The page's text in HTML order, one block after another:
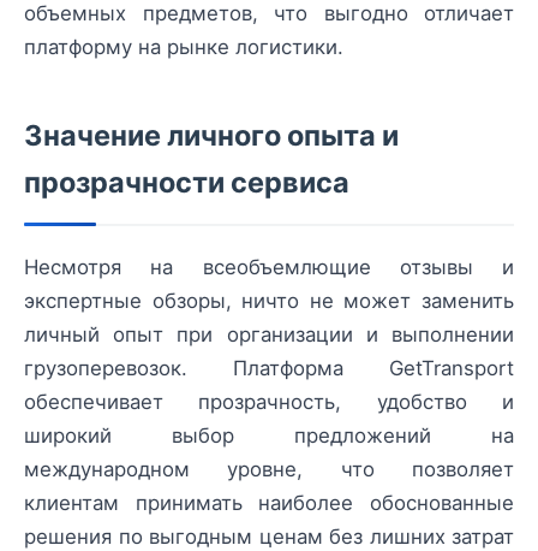
объемных предметов, что выгодно отличает
платформу на рынке логистики.
Значение личного опыта и
прозрачности сервиса
Несмотря на всеобъемлющие отзывы и
экспертные обзоры, ничто не может заменить
личный опыт при организации и выполнении
грузоперевозок. Платформа GetTransport
обеспечивает прозрачность, удобство и
широкий выбор предложений на
международном уровне, что позволяет
клиентам принимать наиболее обоснованные
решения по выгодным ценам без лишних затрат